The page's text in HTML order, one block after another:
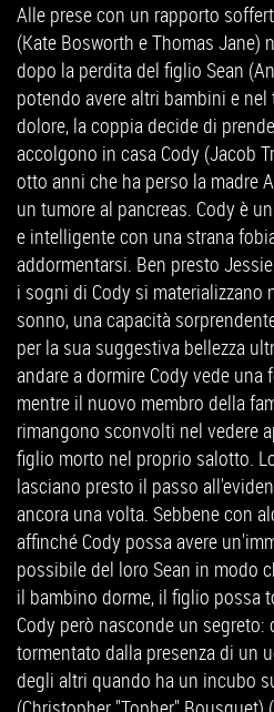
Alle prese con un rapporto
(Kate Bosworth e Thomas Jane)
dopo la perdita del figlio Sean
potendo avere altri bambini e
dolore, la coppia decide di
accolgono in casa Cody (Jacob
otto anni che ha perso la madre
un tumore al pancreas. Cody è
e intelligente con una strana
addormentarsi. Ben presto
i sogni di Cody si materializzano
sonno, una capacità
per la sua suggestiva bellezza
andare a dormire Cody vede una
mentre il nuovo membro della
rimangono sconvolti nel vedere
figlio morto nel proprio salotto.
lasciano presto il passo
ancora una volta. Sebbene con
affinché Cody possa avere
possibile del loro Sean in modo
il bambino dorme, il figlio possa
Cody però nasconde un
tormentato dalla presenza di un
degli altri quando ha un incubo